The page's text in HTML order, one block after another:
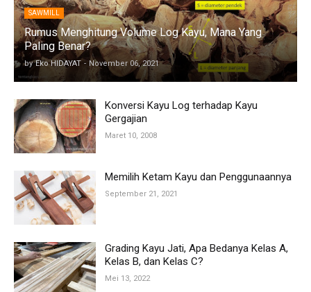
SAWMILL
Rumus Menghitung Volume Log Kayu, Mana Yang
Paling Benar?
by Eko HIDAYAT - November 06, 2021
Konversi Kayu Log terhadap Kayu
Gergajian
Maret 10, 2008
Memilih Ketam Kayu dan Penggunaannya
September 21, 2021
Grading Kayu Jati, Apa Bedanya Kelas A,
Kelas B, dan Kelas C?
Mei 13, 2022